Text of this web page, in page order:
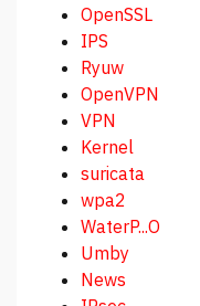
OpenSSL
IPS
Ryuw
OpenVPN
VPN
Kernel
suricata
wpa2
WaterP...O
Umby
News